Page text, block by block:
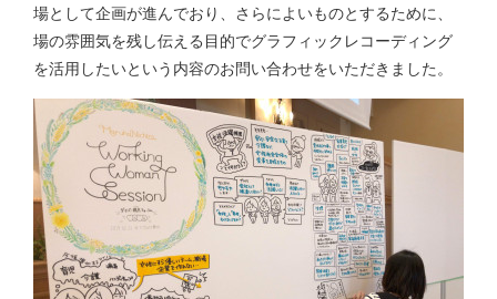
場として企画が進んでおり、さらによいものとするために、
場の雰囲気を残し伝える目的でグラフィックレコーディング
を活用したいという内容のお問い合わせをいただきました。